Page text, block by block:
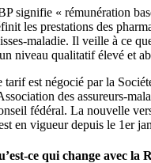
signifie « rémunération
les prestations des
maladie. Il veille à ce
niveau qualitatif élevé et
tarif est négocié par la
des assureurs-
fédéral. La nouvelle
en vigueur depuis le 1er
ce qui change avec la